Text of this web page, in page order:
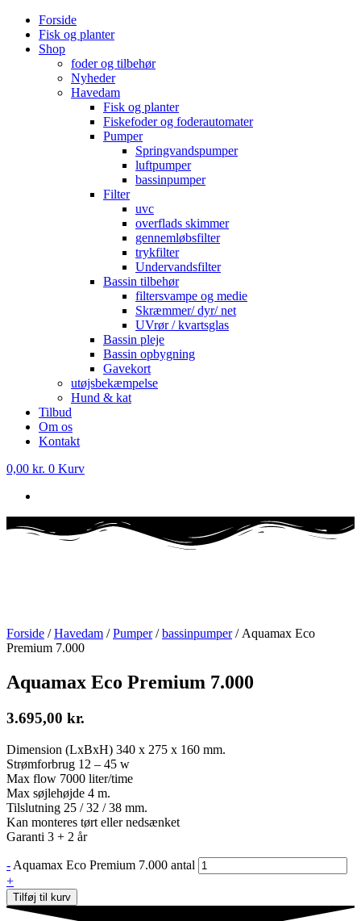
Forside
Fisk og planter
Shop
foder og tilbehør
Nyheder
Havedam
Fisk og planter
Fiskefoder og foderautomater
Pumper
Springvandspumper
luftpumper
bassinpumper
Filter
uvc
overflads skimmer
gennemløbsfilter
trykfilter
Undervandsfilter
Bassin tilbehør
filtersvampe og medie
Skræmmer/ dyr/ net
UVrør / kvartsglas
Bassin pleje
Bassin opbygning
Gavekort
utøjsbekæmpelse
Hund & kat
Tilbud
Om os
Kontakt
0,00 kr. 0 Kurv
Forside /Havedam /Pumper/bassinpumper/ Aquamax Eco
Premium 7.000
Aquamax Eco Premium 7.000
3.695,00 kr.
Dimension (LxBxH) 340 x 275 x 160 mm.
Strømforbrug 12 – 45 w
Max flow 7000 liter/time
Max søjlehøjde 4 m.
Tilslutning 25 / 32 / 38 mm.
Kan monteres tørt eller nedsænket
Garanti 3 + 2 år
- Aquamax Eco Premium 7.000 antal
+
Tilføj til kurv